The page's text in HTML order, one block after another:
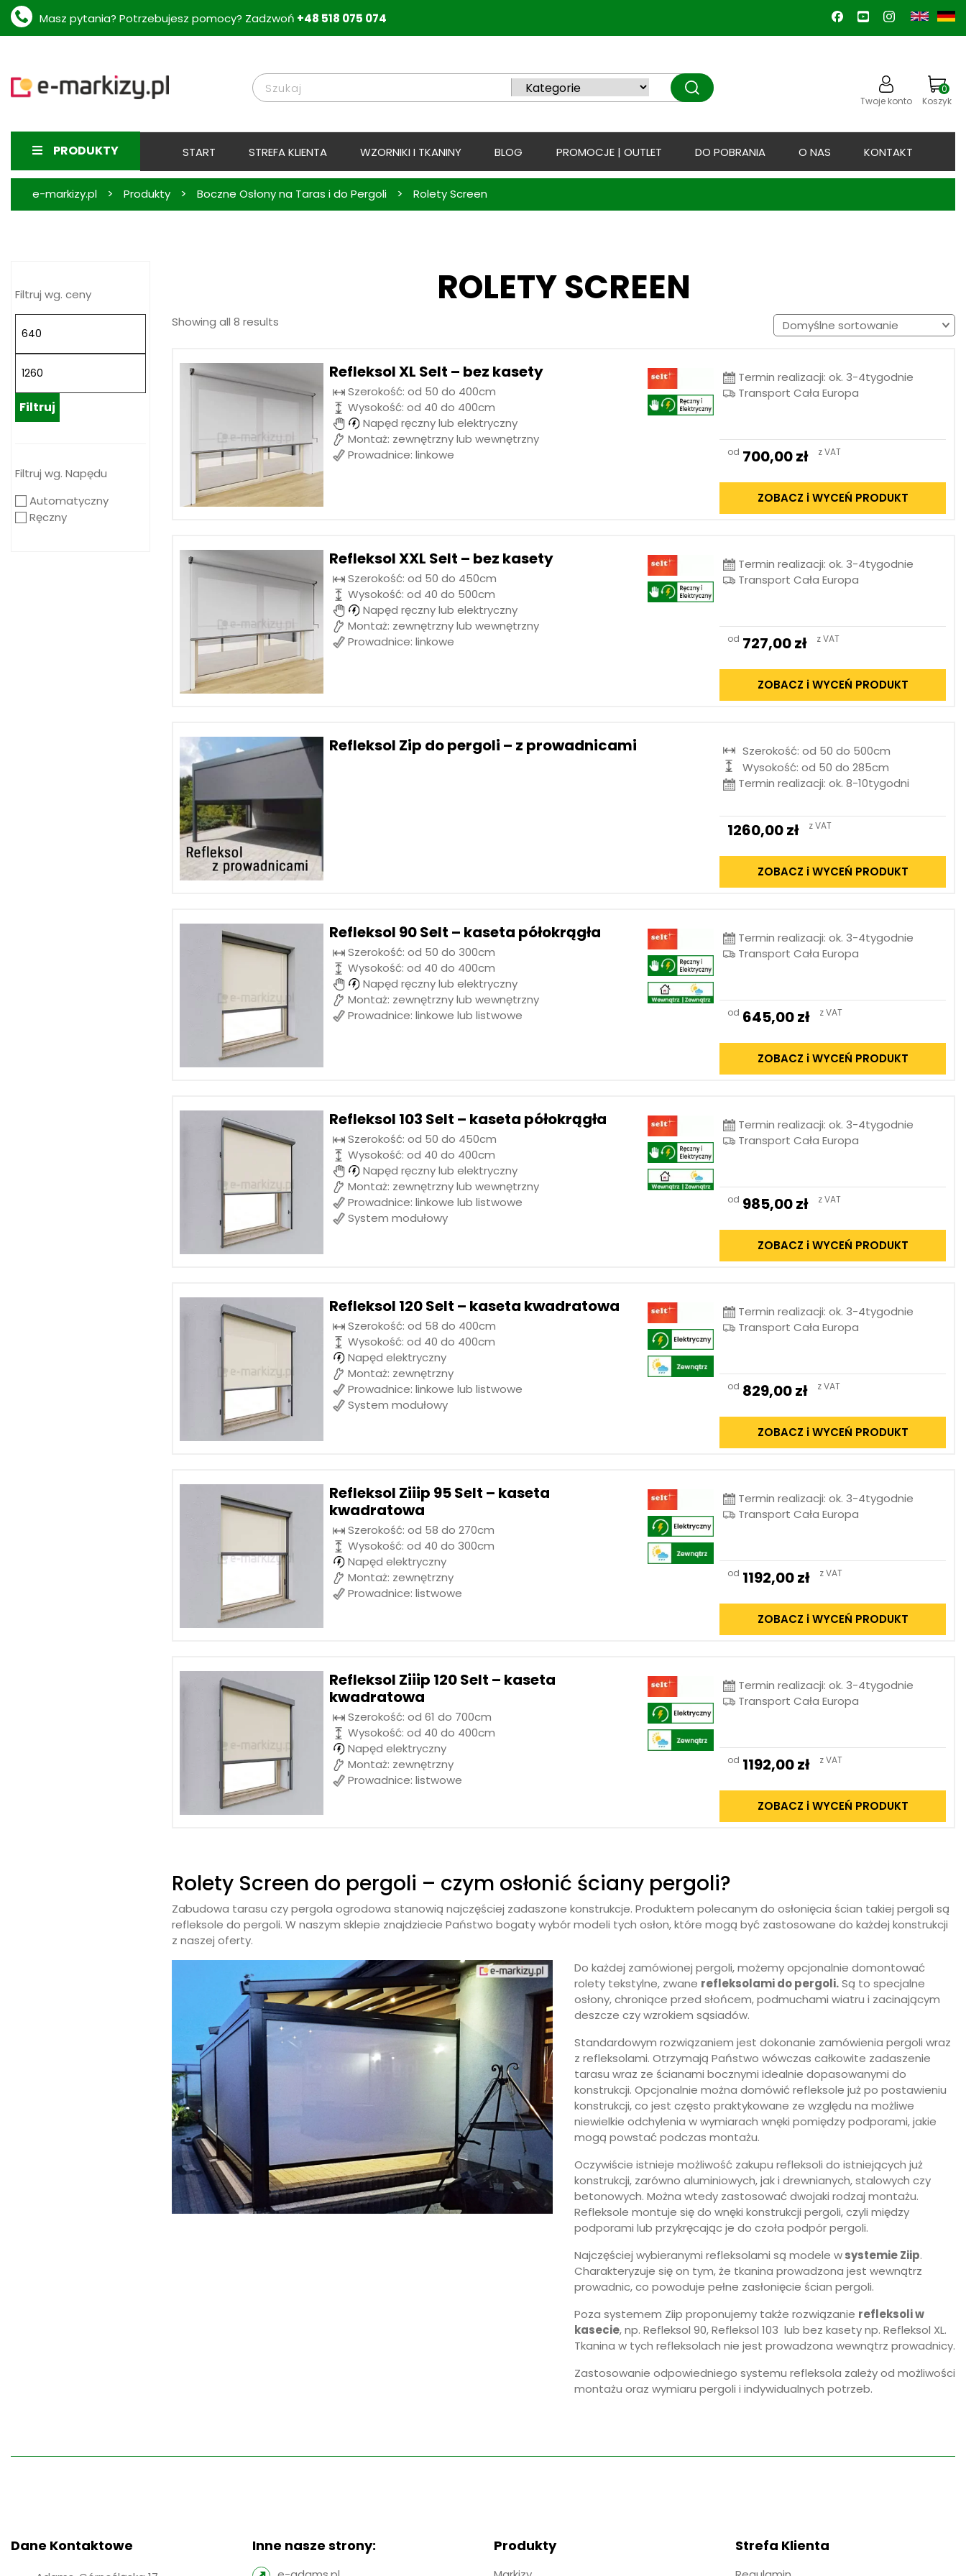
Masz pytania? Potrzebujesz pomocy? Zadzwoń +48 518 075 074
Twoje konto
0
Koszyk
PRODUKTY START STREFA KLIENTA WZORNIKI I TKANINY BLOG PROMOCJE | OUTLET DO POBRANIA O NAS KONTAKT
e-markizy.pl > Produkty > Boczne Osłony na Taras i do Pergoli > Rolety Screen
Filtruj wg. ceny
Filtruj
Filtruj wg. Napędu
Automatyczny
Ręczny
ROLETY SCREEN
Showing all 8 results
Refleksol XL Selt – bez kasety
Szerokość: od 50 do 400cm
Wysokość: od 40 do 400cm
Napęd ręczny lub elektryczny
Montaż: zewnętrzny lub wewnętrzny
Prowadnice: linkowe
Termin realizacji: ok. 3-4tygodnie
Transport Cała Europa
od 700,00zł z VAT
ZOBACZ i WYCEŃ PRODUKT
Refleksol XXL Selt – bez kasety
Szerokość: od 50 do 450cm
Wysokość: od 40 do 500cm
Napęd ręczny lub elektryczny
Montaż: zewnętrzny lub wewnętrzny
Prowadnice: linkowe
Termin realizacji: ok. 3-4tygodnie
Transport Cała Europa
od 727,00zł z VAT
ZOBACZ i WYCEŃ PRODUKT
Refleksol Zip do pergoli – z prowadnicami
Szerokość: od 50 do 500cm
Wysokość: od 50 do 285cm
Termin realizacji: ok. 8-10tygodni
1260,00zł z VAT
ZOBACZ i WYCEŃ PRODUKT
Refleksol 90 Selt – kaseta półokrągła
Szerokość: od 50 do 300cm
Wysokość: od 40 do 400cm
Napęd ręczny lub elektryczny
Montaż: zewnętrzny lub wewnętrzny
Prowadnice: linkowe lub listwowe
Termin realizacji: ok. 3-4tygodnie
Transport Cała Europa
od 645,00zł z VAT
ZOBACZ i WYCEŃ PRODUKT
Refleksol 103 Selt – kaseta półokrągła
Szerokość: od 50 do 450cm
Wysokość: od 40 do 400cm
Napęd ręczny lub elektryczny
Montaż: zewnętrzny lub wewnętrzny
Prowadnice: linkowe lub listwowe
System modułowy
Termin realizacji: ok. 3-4tygodnie
Transport Cała Europa
od 985,00zł z VAT
ZOBACZ i WYCEŃ PRODUKT
Refleksol 120 Selt – kaseta kwadratowa
Szerokość: od 58 do 400cm
Wysokość: od 40 do 400cm
Napęd elektryczny
Montaż: zewnętrzny
Prowadnice: linkowe lub listwowe
System modułowy
Termin realizacji: ok. 3-4tygodnie
Transport Cała Europa
od 829,00zł z VAT
ZOBACZ i WYCEŃ PRODUKT
Refleksol Ziiip 95 Selt – kaseta
kwadratowa
Szerokość: od 58 do 270cm
Wysokość: od 40 do 300cm
Napęd elektryczny
Montaż: zewnętrzny
Prowadnice: listwowe
Termin realizacji: ok. 3-4tygodnie
Transport Cała Europa
od 1192,00zł z VAT
ZOBACZ i WYCEŃ PRODUKT
Refleksol Ziiip 120 Selt – kaseta
kwadratowa
Szerokość: od 61 do 700cm
Wysokość: od 40 do 400cm
Napęd elektryczny
Montaż: zewnętrzny
Prowadnice: listwowe
Termin realizacji: ok. 3-4tygodnie
Transport Cała Europa
od 1192,00zł z VAT
ZOBACZ i WYCEŃ PRODUKT
Rolety Screen do pergoli – czym osłonić ściany pergoli?
Zabudowa tarasu czy pergola ogrodowa stanowią najczęściej zadaszone konstrukcje. Produktem polecanym do osłonięcia ścian takiej pergoli są
refleksole do pergoli. W naszym sklepie znajdziecie Państwo bogaty wybór modeli tych osłon, które mogą być zastosowane do każdej konstrukcji
z naszej oferty.
Do każdej zamówionej pergoli, możemy opcjonalnie domontować
rolety tekstylne, zwane refleksolami do pergoli.Są to specjalne
osłony, chroniące przed słońcem, podmuchami wiatru i zacinającym
deszcze czy wzrokiem sąsiadów.
Standardowym rozwiązaniem jest dokonanie zamówienia pergoli wraz
z refleksolami. Otrzymają Państwo wówczas całkowite zadaszenie
tarasu wraz ze ścianami bocznymi idealnie dopasowanymi do
konstrukcji. Opcjonalnie można domówić refleksole już po postawieniu
konstrukcji, co jest często praktykowane ze względu na możliwe
niewielkie odchylenia w wymiarach wnęki pomiędzy podporami, jakie
mogą powstać podczas montażu.
Oczywiście istnieje możliwość zakupu refleksoli do istniejących już
konstrukcji, zarówno aluminiowych, jak i drewnianych, stalowych czy
betonowych. Można wtedy zastosować dwojaki rodzaj montażu.
Refleksole montuje się do wnęki konstrukcji pergoli, czyli między
podporami lub przykręcając je do czoła podpór pergoli.
Najczęściej wybieranymi refleksolami są modele wsystemie Ziip.
Charakteryzuje się on tym, że tkanina prowadzona jest wewnątrz
prowadnic, co powoduje pełne zasłonięcie ścian pergoli.
Poza systemem Ziip proponujemy także rozwiązanie refleksoli w
kasecie, np. Refleksol 90, Refleksol 103 lub bez kasety np. Refleksol XL.
Tkanina w tych refleksolach nie jest prowadzona wewnątrz prowadnicy.
Zastosowanie odpowiedniego systemu refleksola zależy od możliwości
montażu oraz wymiaru pergoli i indywidualnych potrzeb.
Dane Kontaktowe Inne nasze strony: Produkty Strefa Klienta